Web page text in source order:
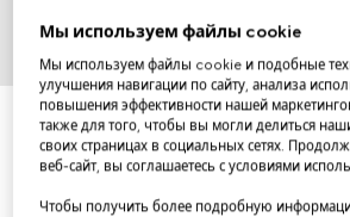
6
Wool blend twill pant with logo
Вариантыdark grey
Мы используем файлы cookie
Мы используем файлы cookie и подобные
улучшения навигации по сайту, анализа
повышения эффективности нашей
также для того, чтобы вы могли делиться
своих страницах в социальных сетях.
веб-сайт, вы соглашаетесь с условиями
Чтобы получить более подробную